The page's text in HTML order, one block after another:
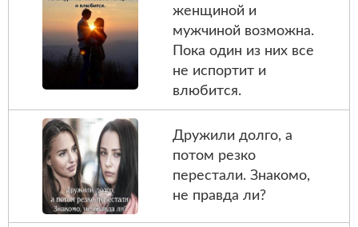
женщиной и
мужчиной возможна.
Пока один из них все
не испортит и
влюбится.
Дружили долго, а
потом резко
перестали. Знакомо,
не правда ли?